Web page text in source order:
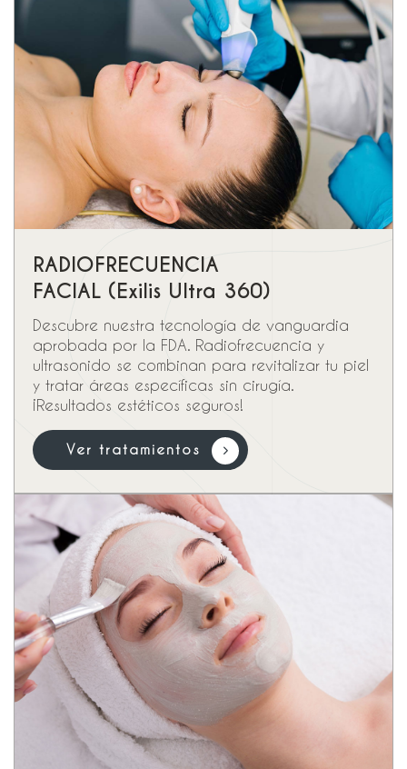
RADIOFRECUENCIA
FACIAL (Exilis Ultra 360)
Descubre nuestra tecnología de vanguardia
aprobada por la FDA. Radiofrecuencia y
ultrasonido se combinan para revitalizar tu piel
y tratar áreas específicas sin cirugía.
¡Resultados estéticos seguros!
Ver tratamientos